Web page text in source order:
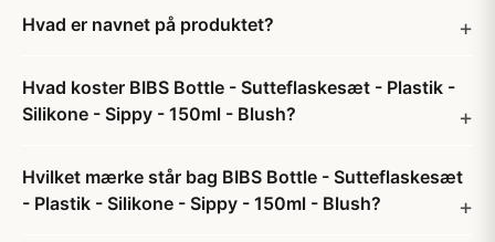
Hvad er navnet på produktet?
Hvad koster BIBS Bottle - Sutteflaskesæt - Plastik -
Silikone - Sippy - 150ml - Blush?
Hvilket mærke står bag BIBS Bottle - Sutteflaskesæt
- Plastik - Silikone - Sippy - 150ml - Blush?